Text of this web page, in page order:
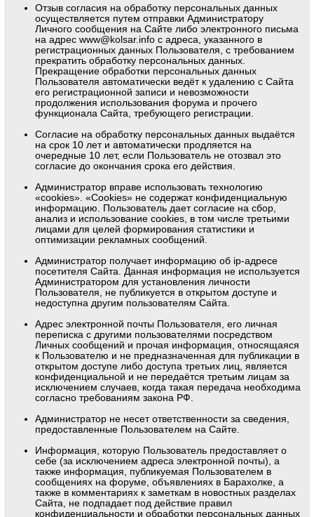
Отзыв согласия на обработку персональных данных
осуществляется путем отправки Администратору
Личного сообщения на Сайте либо электронного письма
на адресwww@kolsar.info с адреса, указанного в
регистрационных данных Пользователя, с требованием
прекратить обработку персональных данных.
Прекращение обработки персональных данных
Пользователя автоматически ведёт к удалению с Сайта
его регистрационной записи и невозможности
продолжения использования форума и прочего
функционала Сайта, требующего регистрации.
Согласие на обработку персональных данных выдаётся
на срок 10 лет и автоматически продляется на
очередные 10 лет, если Пользователь не отозвал это
согласие до окончания срока его действия.
Администратор вправе использовать технологию
«cookies». «Cookies» не содержат конфиденциальную
информацию. Пользователь дает согласие на сбор,
анализ и использование cookies, в том числе третьими
лицами для целей формирования статистики и
оптимизации рекламных сообщений.
Администратор получает информацию об ip-адресе
посетителя Сайта. Данная информация не используется
Администратором для установления личности
Пользователя, не публикуется в открытом доступе и
недоступна другим пользователям Сайта.
Адрес электронной почты Пользователя, его личная
переписка с другими пользователями посредством
Личных сообщений и прочая информация, относящаяся
к Пользователю и не предназначенная для публикации в
открытом доступе либо доступа третьих лиц, является
конфиденциальной и не передаётся третьим лицам за
исключением случаев, когда такая передача необходима
согласно требованиям закона РФ.
Администратор не несет ответственности за сведения,
предоставленные Пользователем на Сайте.
Информация, которую Пользователь предоставляет о
себе (за исключением адреса электронной почты), а
также информация, публикуемая Пользователем в
сообщениях на форуме, объявлениях в Барахолке, а
также в комментариях к заметкам в новостных разделах
Сайта, не подпадает под действие правил
конфиденциальности и обработки персональных данных